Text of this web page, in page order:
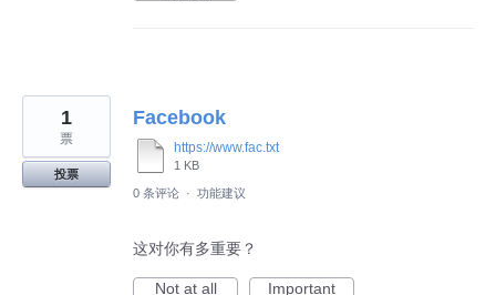
Facebook
https://www.fac.txt
1 KB
1
票
投票
0 条评论 · 功能建议
这对你有多重要？
Not at all
Important